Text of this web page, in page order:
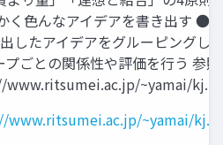
く⾊んなアイデアを書き出す ●
したアイデアをグルーピングし
ごとの関係性や評価を⾏う 参照
www.ritsumei.ac.jp/~yamai/
www.ritsumei.ac.jp/~yamai/